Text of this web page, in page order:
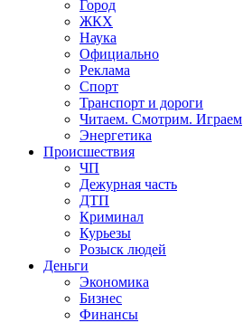
Город
ЖКХ
Наука
Официально
Реклама
Спорт
Транспорт и дороги
Читаем. Смотрим. Играем
Энергетика
Происшествия
ЧП
Дежурная часть
ДТП
Криминал
Курьезы
Розыск людей
Деньги
Экономика
Бизнес
Финансы